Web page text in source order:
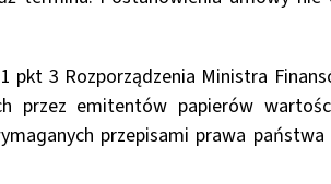
pkt 3 Rozporządzenia Ministra
przez emitentów papierów
przepisami prawa